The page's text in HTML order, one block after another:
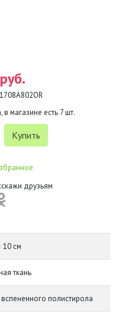
магазине есть 7шт.
друзьям
10 см
ткань
полистирола